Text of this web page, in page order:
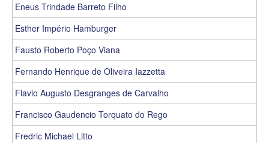
Eneus Trindade Barreto Filho
Esther Império Hamburger
Fausto Roberto Poço Viana
Fernando Henrique de Oliveira Iazzetta
Flavio Augusto Desgranges de Carvalho
Francisco Gaudencio Torquato do Rego
Fredric Michael Litto